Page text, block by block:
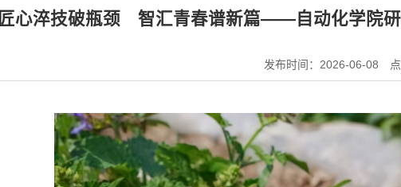
匠心淬技破瓶颈 智汇青春谱新篇——自动化学院研
发布时间：2026-06-08